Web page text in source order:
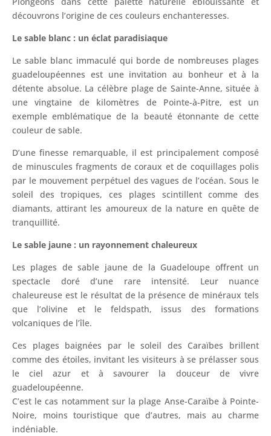
découvrons l’origine de ces couleurs enchanteresses.
Le sable blanc : un éclat paradisiaque
Le sable blanc immaculé qui borde de nombreuses plages
guadeloupéennes est une invitation au bonheur et à la
détente absolue. La célèbre plage de Sainte-Anne, située à
une vingtaine de kilomètres de Pointe-à-Pitre, est un
exemple emblématique de la beauté étonnante de cette
couleur de sable.
D’une finesse remarquable, il est principalement composé
de minuscules fragments de coraux et de coquillages polis
par le mouvement perpétuel des vagues de l’océan. Sous le
soleil des tropiques, ces plages scintillent comme des
diamants, attirant les amoureux de la nature en quête de
tranquillité.
Le sable jaune : un rayonnement chaleureux
Les plages de sable jaune de la Guadeloupe offrent un
spectacle doré d’une rare intensité. Leur nuance
chaleureuse est le résultat de la présence de minéraux tels
que l’olivine et le feldspath, issus des formations
volcaniques de l’île.
Ces plages baignées par le soleil des Caraïbes brillent
comme des étoiles, invitant les visiteurs à se prélasser sous
le ciel azur et à savourer la douceur de vivre
guadeloupéenne.
C’est le cas notamment sur la plage Anse-Caraïbe à Pointe-
Noire, moins touristique que d’autres, mais au charme
indéniable.